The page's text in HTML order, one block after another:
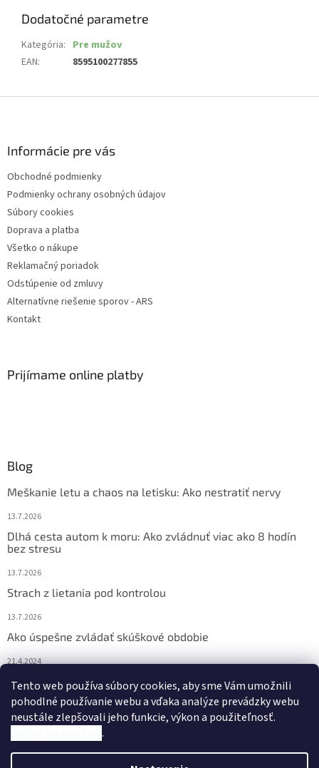
Tento web používa súbory cookies, aby sme Vám umožnili
pohodlné používanie webu a vďaka analýze prevádzky webu
neustále zlepšovali jeho funkcie, výkon a použiteľnosť.
.
Dodatočné parametre
Kategória: Pre mužov
EAN: 8595100277855
Informácie pre vás
Obchodné podmienky
Podmienky ochrany osobných údajov
Súbory cookies
Doprava a platba
Všetko o nákupe
Reklamačný poriadok
Odstúpenie od zmluvy
Alternatívne riešenie sporov - ARS
Kontakt
Prijímame online platby
Blog
Meškanie letu a chaos na letisku: Ako nestratiť nervy
13.7.2026
Dlhá cesta autom k moru: Ako zvládnuť viac ako 8 hodín
bez stresu
13.7.2026
Strach z lietania pod kontrolou
13.7.2026
Ako úspešne zvládať skúškové obdobie
21.4.2024
Nočné pocikávanie u detí – ako môžu pomôcť Bachove
esencie?
4.2.2024